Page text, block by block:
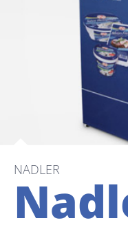
NADLER